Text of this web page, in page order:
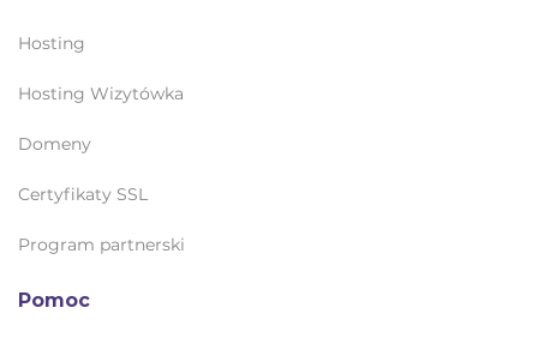
Hosting
Hosting Wizytówka
Domeny
Certyfikaty SSL
Program partnerski
Pomoc